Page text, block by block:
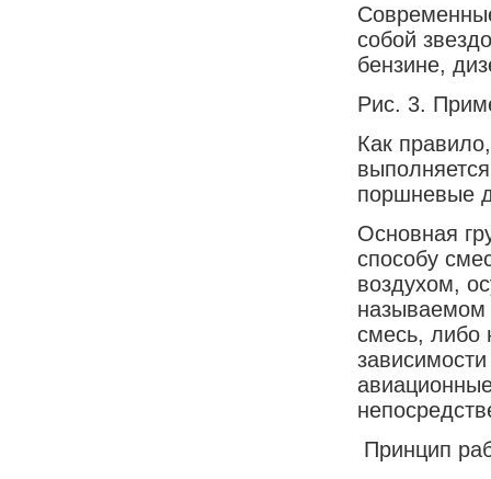
собой
бензине,
Рис. 3.
Как
поршневые
Основная
способу
воздухом,
называемом
смесь, либо
Принцип